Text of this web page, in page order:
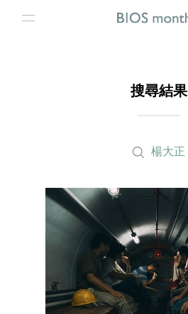
搜尋結果
楊大正